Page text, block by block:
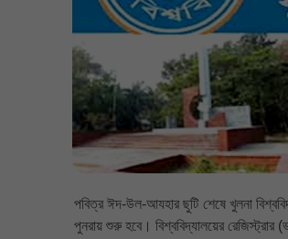
পবিত্র ঈদ-উল-আযহার ছুটি শেষে খুলনা
পুনরায় শুরু হবে। বিশ্ববিদ্যালয়ের